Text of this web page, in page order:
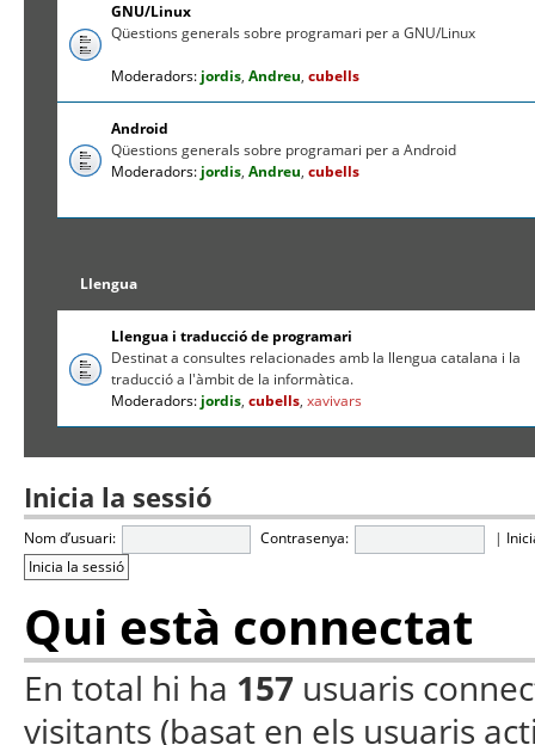
GNU/Linux
Qüestions generals sobre programari per a GNU/Linux
Moderadors: jordis,Andreu,cubells
Android
Qüestions generals sobre programari per a Android
Moderadors: jordis,Andreu,cubells
Llengua
Llengua i traducció de programari
Destinat a consultes relacionades amb la llengua catalana i la
traducció a l'àmbit de la informàtica.
Moderadors: jordis,cubells,xavivars
Inicia la sessió
Nom d’usuari: Contrasenya: |
Qui està connectat
En total hi ha 157 usuaris
visitants (basat en els usuaris